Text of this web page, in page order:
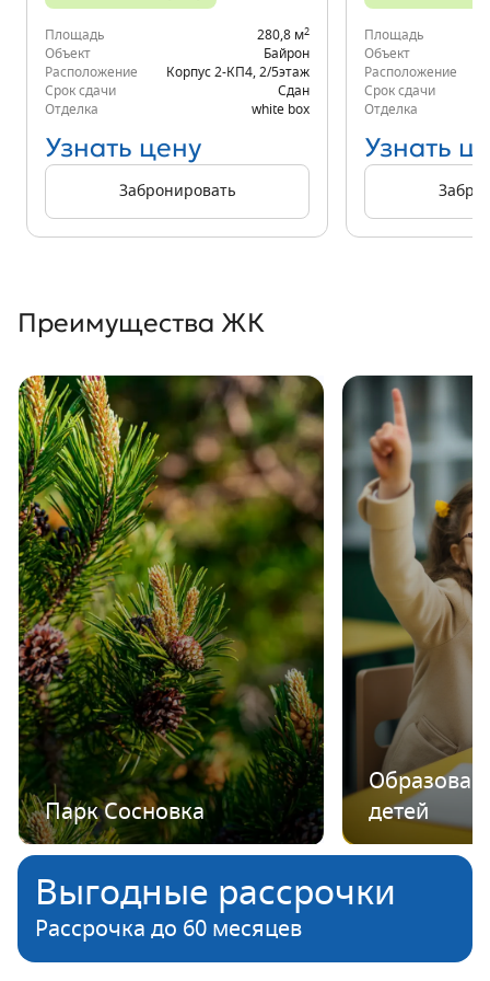
Площадь 280,8 м2
Объект
Байрон
Расположение
Корпус 2-КП4 2/5этаж
Срок сдачи
Сдан
Отделка
white box
Узнать цену
Забронировать
Площадь
Объект
Расположение
Срок сдачи
Отделка
Узнать
Преимущества ЖК
Парк Сосновка
детей
Выгодные рассрочки
Рассрочка до 60 месяцев